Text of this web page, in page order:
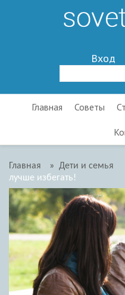
Вход
Главная Советы
Главная » Дети и семья
лучше избегать!